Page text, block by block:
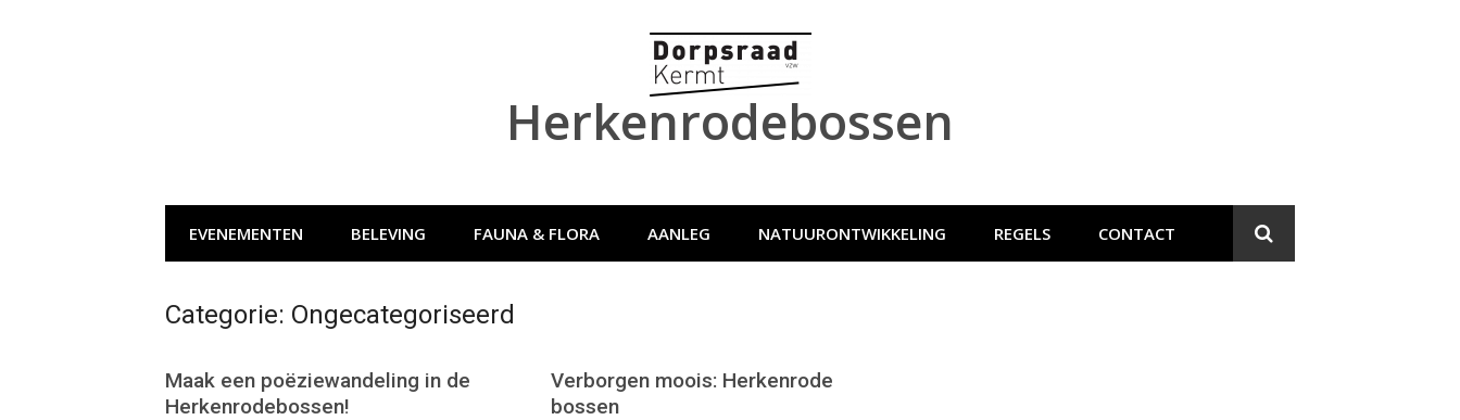
Herkenrodebossen
EVENEMENTEN BELEVING FAUNA & FLORA AANLEG NATUURONTWIKKELING REGELS CONTACT
Categorie: Ongecategoriseerd
Maak een poëziewandeling in de
Herkenrodebossen!
Verborgen moois: Herkenrode
bossen